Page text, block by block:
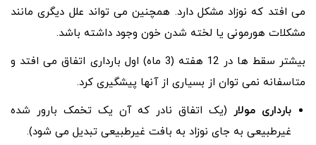
می افتد که نوزاد مشکل دارد. همچنین می تواند علل دیگری مانند
مشکلات هورمونی یا لخته شدن خون وجود داشته باشد.
بیشتر سقط ها در 12 هفته (3 ماه) اول بارداری اتفاق می افتد و
متاسفانه نمی توان از بسیاری از آنها پیشگیری کرد.
بارداری مولار (یک اتفاق نادر که آن یک تخمک بارور شده
غیرطبیعی به جای نوزاد به بافت غیرطبیعی تبدیل می شود).